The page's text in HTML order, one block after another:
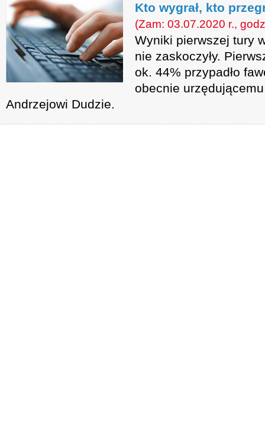
Kto wygrał, kto
(Zam: 03.07.2020 r.,
Wyniki pierwszej tury
nie zaskoczyły.
ok. 44% przypadło
obecnie
Andrzejowi Dudzie.